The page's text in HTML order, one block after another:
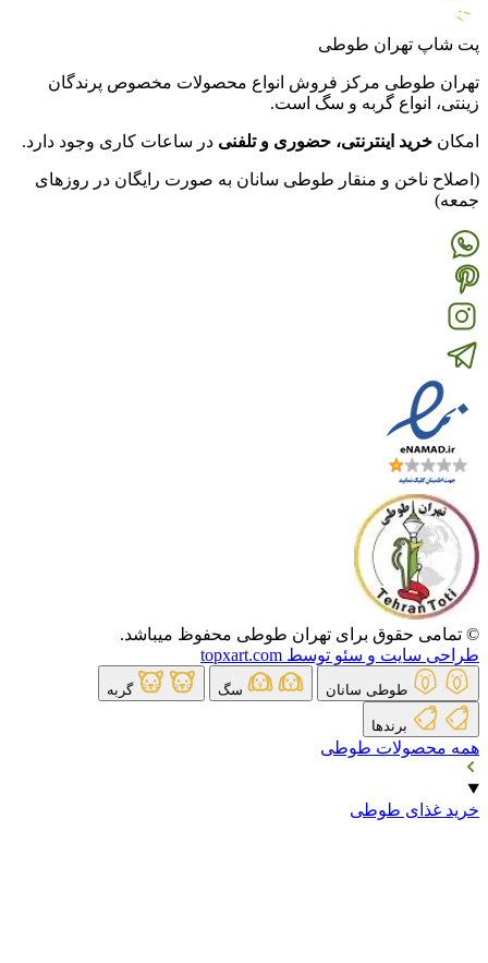
پت شاپ تهران طوطی
تهران طوطی مرکز فروش انواع محصولات مخصوص پرندگان
زینتی، انواع گربه و سگ است.
امکان خرید اینترنتی، حضوری و تلفنی در ساعات کاری وجود دارد.
(اصلاح ناخن و منقار طوطی سانان به صورت رایگان در روزهای
جمعه)
© تمامی حقوق برای تهران طوطی محفوظ میباشد.
طراحی سایت و سئو توسط topxart.com
طوطی سانان سگ گربه
برندها
همه محصولات طوطی
خرید غذای طوطی